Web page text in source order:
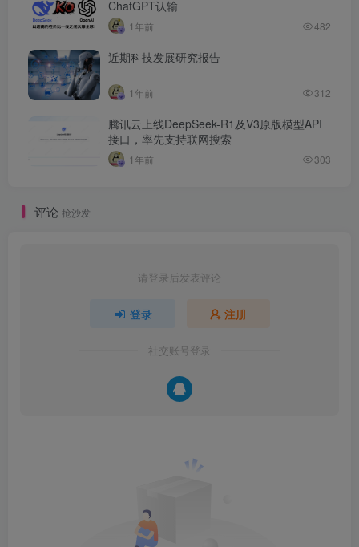
ChatGPT认输
1年前 482
近期科技发展研究报告
1年前 312
腾讯云上线DeepSeek-R1及V3原版模型API
接口，率先支持联网搜索
1年前 303
评论 抢沙发
请登录后发表评论
登录 注册
社交账号登录